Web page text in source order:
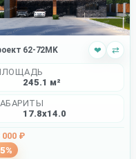
62-72MK ❤ ⇄
245.1 м²
17.8x14.0
000 ₽